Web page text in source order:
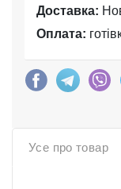
Доставка:
Оплата:
Усе про товар